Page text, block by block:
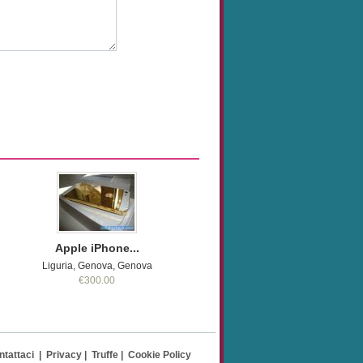
Apple iPhone...
Liguria, Genova, Genova
€300.00
Privacy Truffe Cookie Policy